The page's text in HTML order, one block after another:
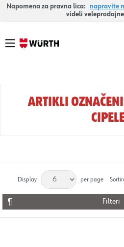
Napomena za pravna lica: napravite
videli veleprodajne
ARTIKLI
Display per page
Filteri